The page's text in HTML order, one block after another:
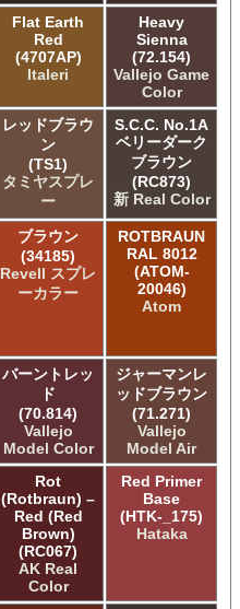
Flat Earth
Red
(4707AP)
Italeri
Heavy
Sienna
(72.154)
Vallejo Game
Color
レッドブラウ
ン
(TS1)
タミヤスプレ
ー
S.C.C. No.1A
ベリーダーク
ブラウン
(RC873)
新 Real Color
ブラウン
(34185)
Revell スプレ
ーカラー
ROTBRAUN
RAL 8012
(ATOM-
20046)
Atom
バーントレッ
ド
(70.814)
Vallejo
Model Color
ジャーマンレ
ッドブラウン
(71.271)
Vallejo
Model Air
Rot
(Rotbraun) –
Red (Red
Brown)
(RC067)
AK Real
Color
Red Primer
Base
(HTK-_175)
Hataka